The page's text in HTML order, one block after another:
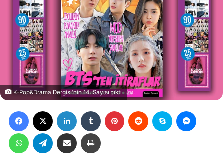
K-Pop&Drama Dergisi'nin 14. Sayısı çıktı
Facebook LinkedIn Tumblr Pinterest Reddit Skype
WhatsAppTelegram Email ile gönder Yazdır